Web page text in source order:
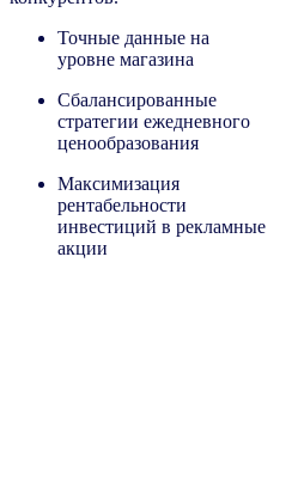
Точные данные на
уровне магазина
Сбалансированные
стратегии ежедневного
ценообразования
Максимизация
рентабельности
инвестиций в рекламные
акции